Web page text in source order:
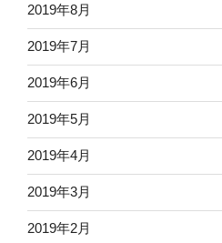
2019年8月
2019年7月
2019年6月
2019年5月
2019年4月
2019年3月
2019年2月